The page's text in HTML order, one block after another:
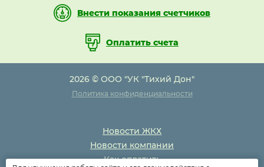
Внести показания счетчиков
Оплатить счета
2026 © ООО "УК "Тихий Дон"
Политика конфиденциальности
Новости ЖКХ
Новости компании
Как оплатить